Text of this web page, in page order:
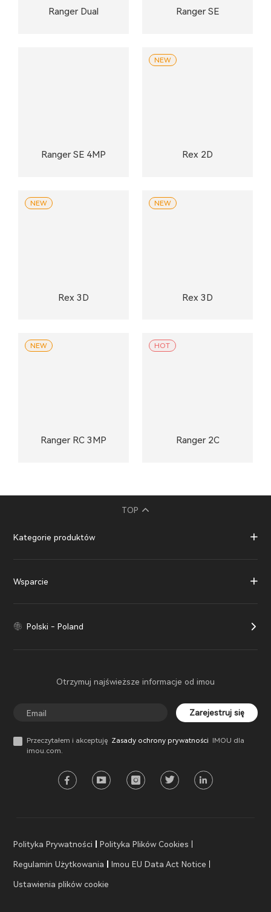
Ranger Dual Ranger SE
Ranger SE 4MP Rex 2D
NEW
Rex 3D
NEW
Rex 3D
NEW
Ranger RC 3MP
NEW
Ranger 2C
HOT
TOP
Kategorie produktów
Wsparcie
Polski - Poland
Otrzymuj najświeższe informacje od imou
Zarejestruj się
Przeczytałem i akceptuję Zasady ochrony prywatności IMOU dla
imou.com.
Polityka Prywatności Polityka Plików Cookies
Regulamin Użytkowania Imou EU Data Act Notice
Ustawienia plików cookie